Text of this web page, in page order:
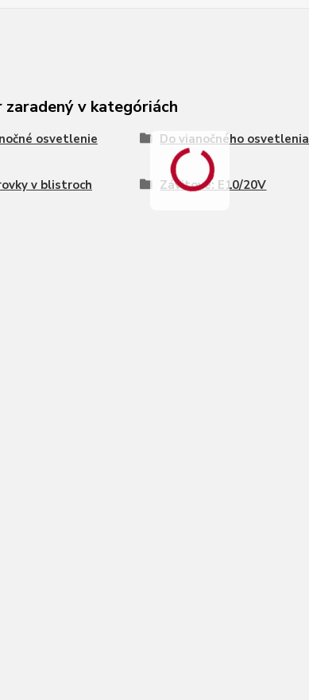
zaradený v kategóriách
osvetlenie Do vianočného osvetlenia
v blistroch Závitové: E10/20V